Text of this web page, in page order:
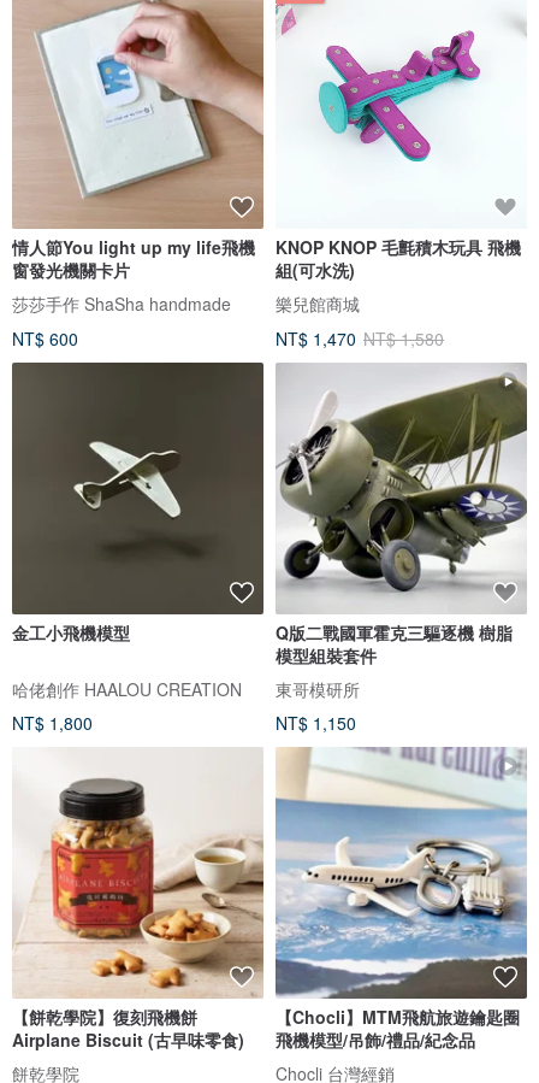
情人節You light up my life飛機
窗發光機關卡片
莎莎手作 ShaSha handmade
NT$ 600
KNOP KNOP 毛氈積木玩具 飛機
組(可水洗)
樂兒館商城
NT$ 1,470 NT$ 1,580
金工小飛機模型
哈佬創作 HAALOU CREATION
NT$ 1,800
Q版二戰國軍霍克三驅逐機 樹脂
模型組裝套件
東哥模研所
NT$ 1,150
【餅乾學院】復刻飛機餅
Airplane Biscuit (古早味零食)
餅乾學院
【Chocli】MTM飛航旅遊鑰匙圈
飛機模型/吊飾/禮品/紀念品
Chocli 台灣經銷